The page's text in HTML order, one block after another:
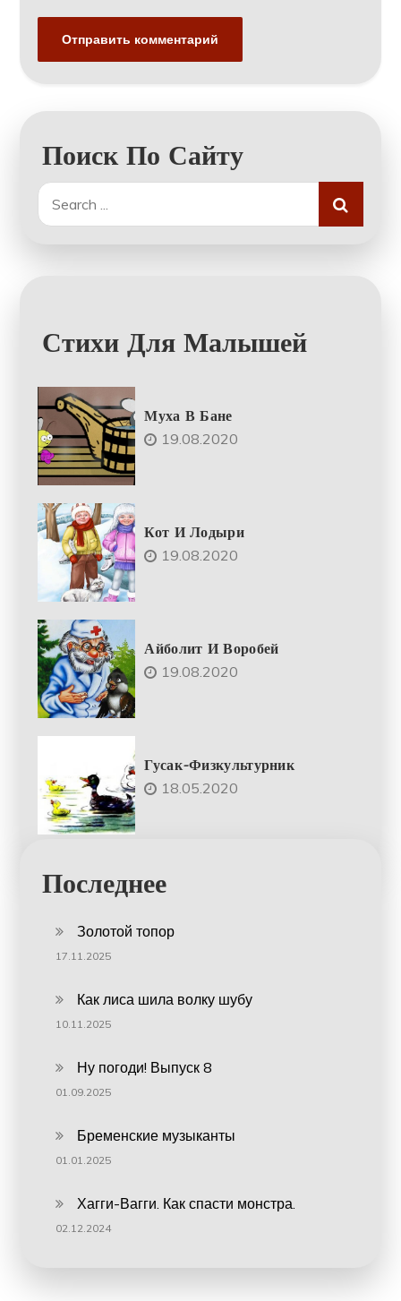
Поиск По Сайту
Search
for:
Стихи Для Малышей
Муха В Бане
19.08.2020
Кот И Лодыри
19.08.2020
Айболит И Воробей
19.08.2020
Гусак-Физкультурник
18.05.2020
Последнее
Золотой топор
17.11.2025
Как лиса шила волку шубу
10.11.2025
Ну погоди! Выпуск 8
01.09.2025
Бременские музыканты
01.01.2025
Хагги-Вагги. Как спасти монстра.
02.12.2024